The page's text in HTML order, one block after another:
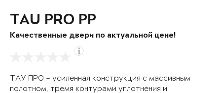
TAU PRO PP
Качественные двери по актуальной цене!
ТАУ ПРО – усиленная конструкция с массивным
полотном, тремя контурами уплотнения и